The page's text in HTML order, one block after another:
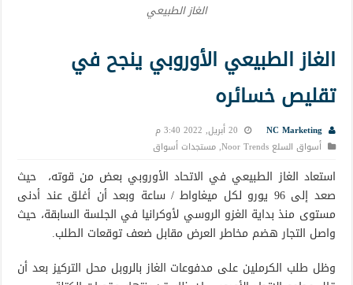
الغاز الطبيعي
الغاز الطبيعي الأوروبي ينجح في
تقليص خسائره
NC Marketing
20 أبريل, 2022 3:40 م
أسواق السلع Noor Trends
,مستجدات أسواق
استعاد الغاز الطبيعي في الاتحاد الأوروبي بعض من قوته، حيث
صعد إلى 96 يورو لكل ميغاواط / ساعة وبعد أن أغلق عند أدنى
مستوى منذ بداية الغزو الروسي لأوكرانيا في الجلسة السابقة، حيث
واصل التجار هضم مخاطر العرض مقابل ضعف توقعات الطلب.
وظل طلب الكرملين على مدفوعات الغاز بالروبل محل التركيز بعد أن